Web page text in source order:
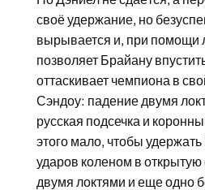
своё удержание, но
вырывается и, при помощи
позволяет Брайану
оттаскивает чемпиона в
Сэндоу: падение двумя
русская подсечка и
этого мало, чтобы
ударов коленом в
двумя локтями и еще одно